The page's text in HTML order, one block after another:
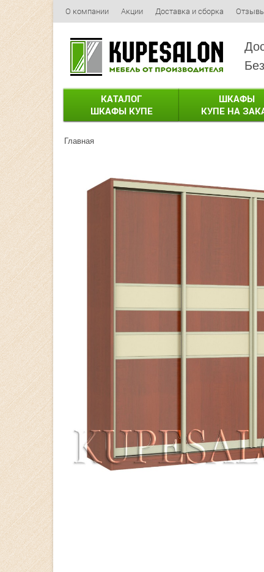
О компании Акции Доставка и сборка
КАТАЛОГ
ШКАФЫ КУПЕ
ШКАФЫ
КУПЕ НА
Главная